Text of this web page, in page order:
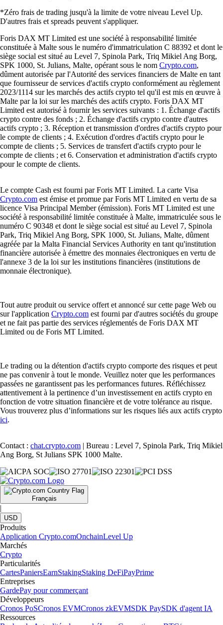
*Zéro frais de trading jusqu'à la limite de votre niveau Level Up.
D'autres frais et spreads peuvent s'appliquer.
Foris DAX MT Limited est une société à responsabilité limitée
constituée à Malte sous le numéro d'immatriculation C 88392 et dont le
siège social est situé au Level 7, Spinola Park, Triq Mikiel Ang Borg,
SPK 1000, St. Julians, Malte, opérant sous le nom Crypto.com,
dûment autorisée par l'Autorité des services financiers de Malte en tant
que fournisseur de services d'actifs crypto conformément au règlement
2023/1114 sur les marchés des actifs crypto tel qu'il est mis en œuvre à
Malte par la loi sur les marchés des actifs crypto. Foris DAX MT
Limited est autorisé à fournir les services suivants : 1. Échange d'actifs
crypto contre des fonds ; 2. Échange d'actifs crypto contre d'autres
actifs crypto ; 3. Réception et transmission d'ordres d'actifs crypto pour
le compte de clients ; 4. Exécution d'ordres d'actifs crypto pour le
compte de clients ; 5. Services de transfert d'actifs crypto pour le
compte de clients ; et 6. Conservation et administration d'actifs crypto
pour le compte de clients.
Le compte Cash est fourni par Foris MT Limited. La carte Visa
Crypto.com est émise et promue par Foris MT Limited en vertu de sa
licence Visa Principal Member (émission). Foris MT Limited est une
société à responsabilité limitée constituée à Malte, immatriculée sous le
numéro C 90348 et dont le siège social est situé au Level 7, Spinola
Park, Triq Mikiel Ang Borg, SPK 1000, St. Julians, Malte, dûment
agréée par la Malta Financial Services Authority en tant qu'institution
financière autorisée à émettre des monnaies électroniques en vertu de
l'annexe 3 de la loi sur les institutions financières (institutions de
monnaie électronique).
Tout autre produit ou service offert et annoncé sur cette page Web ou
sur l'application Crypto.com est fourni par d'autres sociétés du groupe
et ne fait pas partie des services réglementés de Foris DAX MT
Limited ou de Foris MT Limited.
Le trading ou la détention d'actifs crypto comporte des risques et peut
ne pas convenir à tout le monde. Veuillez noter que les performances
passées ne garantissent pas les performances futures. Réfléchissez
attentivement à la pertinence d’un investissement en actifs crypto en
fonction de votre situation financière et de votre tolérance au risque.
Vous trouverez plus d’informations sur les risques liés aux actifs crypto
ici.
Contact : chat.crypto.com | Bureau : Level 7, Spinola Park, Triq Mikiel
Ang Borg, St Julians SPK 1000 Malte.
Français
|
USD
Produits
Application Crypto.comOnchainLevel Up
Marchés
Crypto
Particularités
CartesPaniersEarnStakingStaking DeFiPayPrime
Entreprises
GardePay pour commerçant
Développeurs
Cronos PoSCronos EVMCronos zkEVMSDK PaySDK d'agent IA
Ressources